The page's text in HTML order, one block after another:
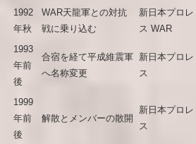
1992
年秋
WAR天龍軍との対抗
戦に乗り込む
新日本プロレ
ス WAR
1993
年前
後
合宿を経て平成維震軍
へ名称変更
新日本プロレ
ス
1999
年前
後
解散とメンバーの散開
新日本プロレ
ス